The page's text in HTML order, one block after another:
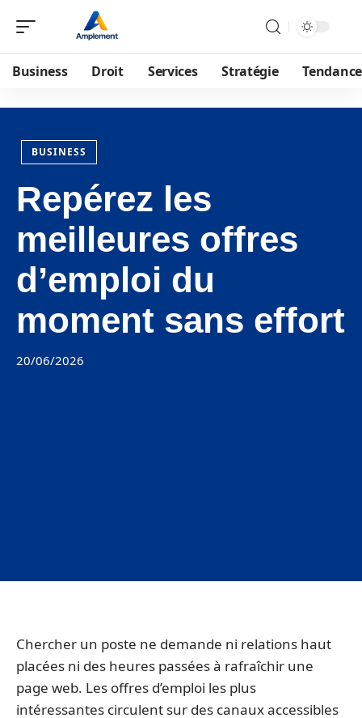
Business Droit Services Stratégie
BUSINESS
Repérez les
meilleures offres
d’emploi du
moment sans effort
20/06/2026
Chercher un poste ne demande ni relations haut
placées ni des heures passées à rafraîchir une
page web. Les offres d’emploi les plus
intéressantes circulent sur des canaux accessibles